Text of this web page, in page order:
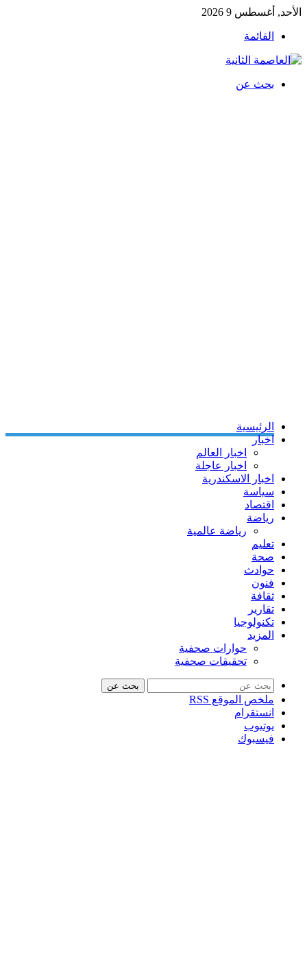
الأحد, أغسطس 9 2026
القائمة
بحث عن
الرئيسية
اخبار
اخبار العالم
اخبار عاجلة
اخبار الاسكندرية
سياسة
اقتصاد
رياضة
رياضة عالمية
تعليم
صحة
حوادث
فنون
ثقافة
تقارير
تكنولوجيا
المزيد
حوارات صحفية
تحقيقات صحفية
بحث عن
ملخص الموقع RSS
انستقرام
يوتيوب
فيسبوك